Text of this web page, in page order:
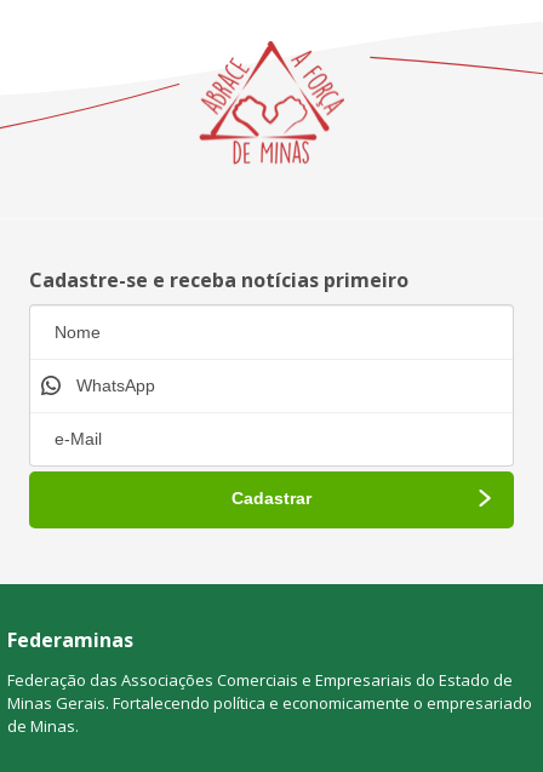
Cadastre-se e receba notícias primeiro
Federaminas
Federação das Associações Comerciais e Empresariais do Estado de
Minas Gerais. Fortalecendo política e economicamente o empresariado
de Minas.